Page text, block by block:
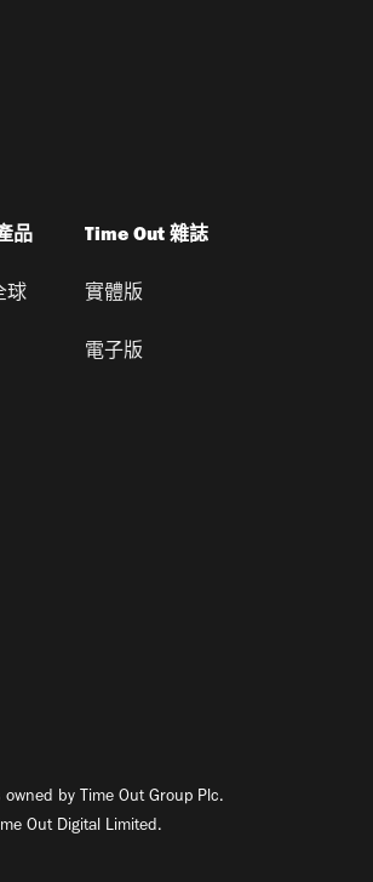
品
球
Time Out 雜誌
實體版
電子版
by Time Out Group Plc.
Out Digital Limited.